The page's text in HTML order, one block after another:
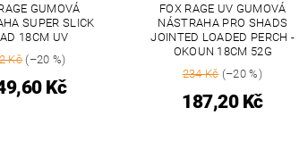
GUMOVÁ
SUPER SLICK
18CM UV
Kč (–20 %)
Kč
FOX RAGE UV GUMOVÁ
NÁSTRAHA PRO SHADS
JOINTED LOADED PERCH -
OKOUN 18CM 52G
234 Kč(–20 %)
187,20 Kč